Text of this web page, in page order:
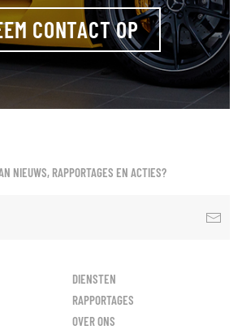
CONTACT OP
NIEUWS, RAPPORTAGES EN ACTIES?
DIENSTEN
RAPPORTAGES
OVER ONS